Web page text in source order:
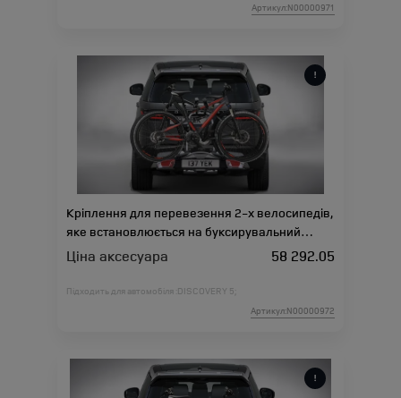
Артикул:N00000971
Кріплення для перевезення 2-х велосипедів,
яке встановлюється на буксирувальний
пристрій
Ціна аксесуара 58 292.05
Підходить для автомобіля : DISCOVERY 5;
Артикул:N00000972